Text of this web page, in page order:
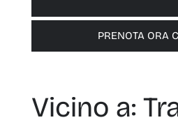
PRENOTA ORA
Vicino a: